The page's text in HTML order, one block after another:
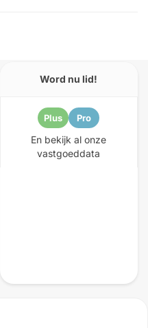
Word nu lid!
Plus Pro
En bekijk al onze
vastgoeddata